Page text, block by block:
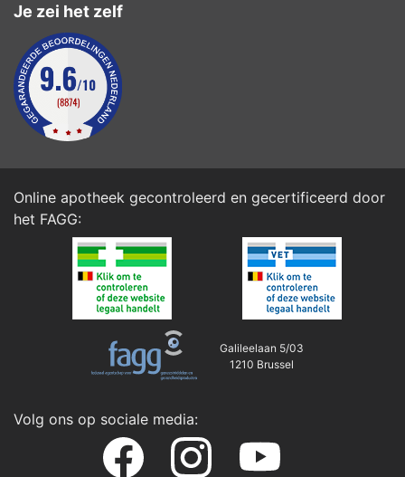
Je zei het zelf
Online apotheek gecontroleerd en gecertificeerd door
het FAGG:
Galileelaan 5/03
1210 Brussel
Volg ons op sociale media: